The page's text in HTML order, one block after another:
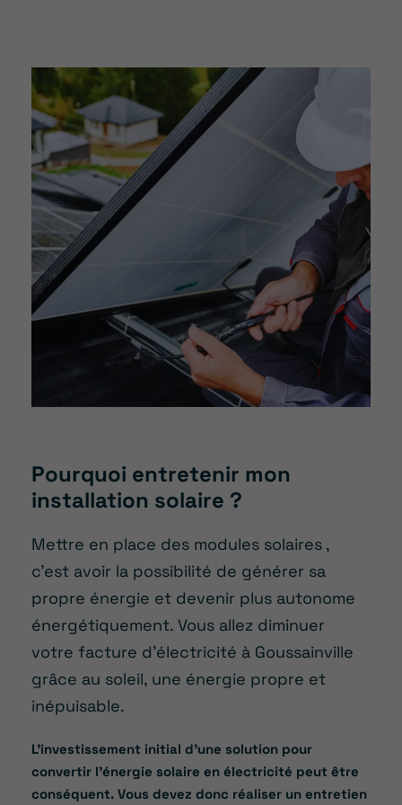
Pourquoi entretenir mon
installation solaire ?
Mettre en place des modules solaires ,
c’est avoir la possibilité de générer sa
propre énergie et devenir plus autonome
énergétiquement. Vous allez diminuer
votre facture d’électricité à Goussainville
grâce au soleil, une énergie propre et
inépuisable.
L’investissement initial d’une solution pour
convertir l’énergie solaire en électricité peut être
conséquent. Vous devez donc réaliser un entretien